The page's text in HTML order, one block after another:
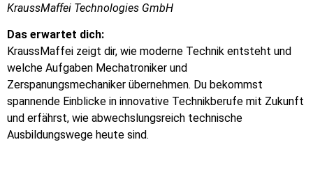
KraussMaffei Technologies GmbH
Das erwartet dich:
KraussMaffei zeigt dir, wie moderne Technik entsteht und
welche Aufgaben Mechatroniker und
Zerspanungsmechaniker übernehmen. Du bekommst
spannende Einblicke in innovative Technikberufe mit Zukunft
und erfährst, wie abwechslungsreich technische
Ausbildungswege heute sind.